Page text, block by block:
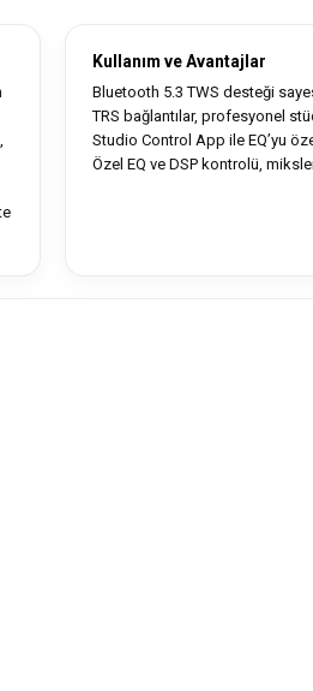
Kullanım ve Avantajlar
Bluetooth 5.3 TWS desteği
TRS bağlantılar, profesyonel
Studio Control App ile EQ’yu
Özel EQ ve DSP kontrolü,